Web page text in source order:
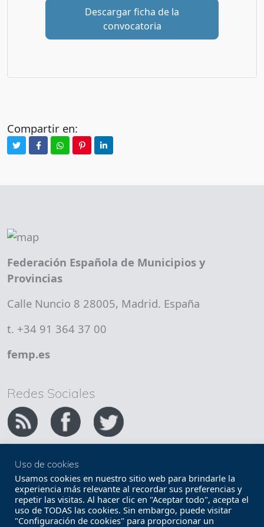
Descargar ficha de la
convocatoria
Compartir en:
Federación Española de Municipios y
Provincias
Calle Nuncio 8 28005, Madrid. España
t. +34 91 364 37 00
femp.es
Redes Sociales
Copyright FEMP
Accesibilidad
Términos legales
Política de privacidad
Uso de cookies
Usamos cookies en nuestro sitio web para brindarle la
experiencia más relevante al recordar sus preferencias y
repetir las visitas. Al hacer clic en "Aceptar todo", acepta el
uso de TODAS las cookies. Sin embargo, puede visitar
"Configuración de cookies" para proporcionar un